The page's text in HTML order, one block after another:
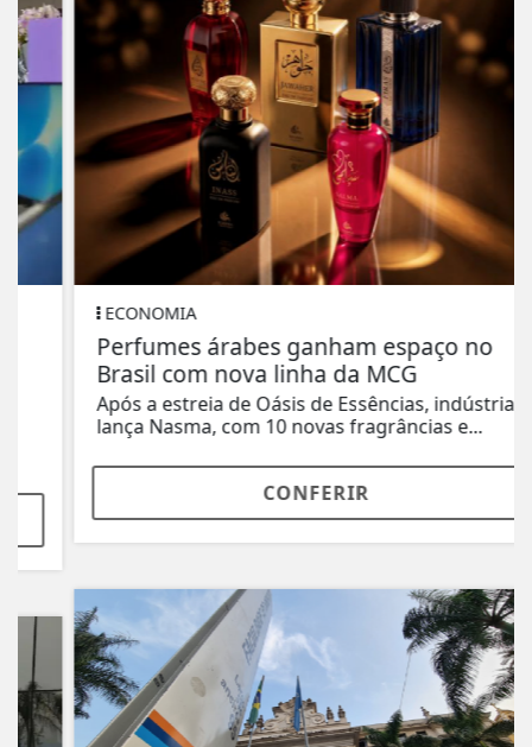
ECONOMIA
Perfumes árabes ganham espaço no
Brasil com nova linha da MCG
Após a estreia de Oásis de Essências, indústria
lança Nasma, com 10 novas fragrâncias e...
CONFERIR